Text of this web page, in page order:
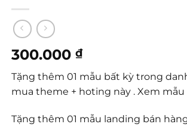
300.000₫
Tặng thêm 01 mẫu bất kỳ trong
mua theme + hoting này . Xem mẫu
Tặng thêm 01 mẫu landing bán